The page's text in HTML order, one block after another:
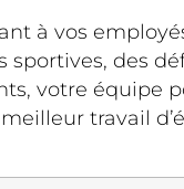
à vos
des
votre équipe
travail